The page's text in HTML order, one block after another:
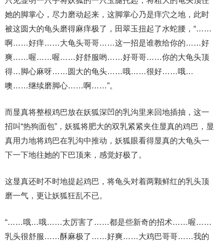
她的脚掌心，尽力磨动起来，这脚掌心乃是痒穴之地，此时
被这圆大的龟头磨得麻痒极了，田翠玉扭起了水蛇腰，“……
啊……好痒……大龟头哥哥……这一招是谁教给你的……好
爽……喔……喔……好舒服哟……好哥哥……你的大龟头顶
得…脚心麻呀……圆大的龟头……哦……很好……哦…
噢……继续磨脚心……啊……”。
而显真将整根鸡巴放在妖狐深凹的乳沟里来回地插抽，这一
招叫“热狗面包”，妖狐将肥大的双乳紧紧夹住显真的鸡巴，显
真用力地将鸡巴在乳沟中推动，妖狐眼看得显真的大龟头一
下一下地往她的下巴顶来，感觉好极了。
这显真还时不时地提起鸡巴，将龟头对着两颗鲜红的乳头顶
磨一气，更让妖狐狂乱不已。
“……哦…哦……太厉害了……都是些新奇的招术……喔……
乳头很舒服……酥麻极了……好爽……大鸡巴哥哥……我的